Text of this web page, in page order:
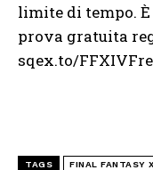
limite di tempo.
prova gratuita
sqex.to/
TAGS FINAL FANTASY